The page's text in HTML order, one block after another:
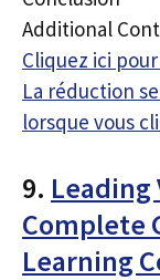
Additional
Cliquez ici
La réduction
lorsque vous
9. Leading
Complete
Learning